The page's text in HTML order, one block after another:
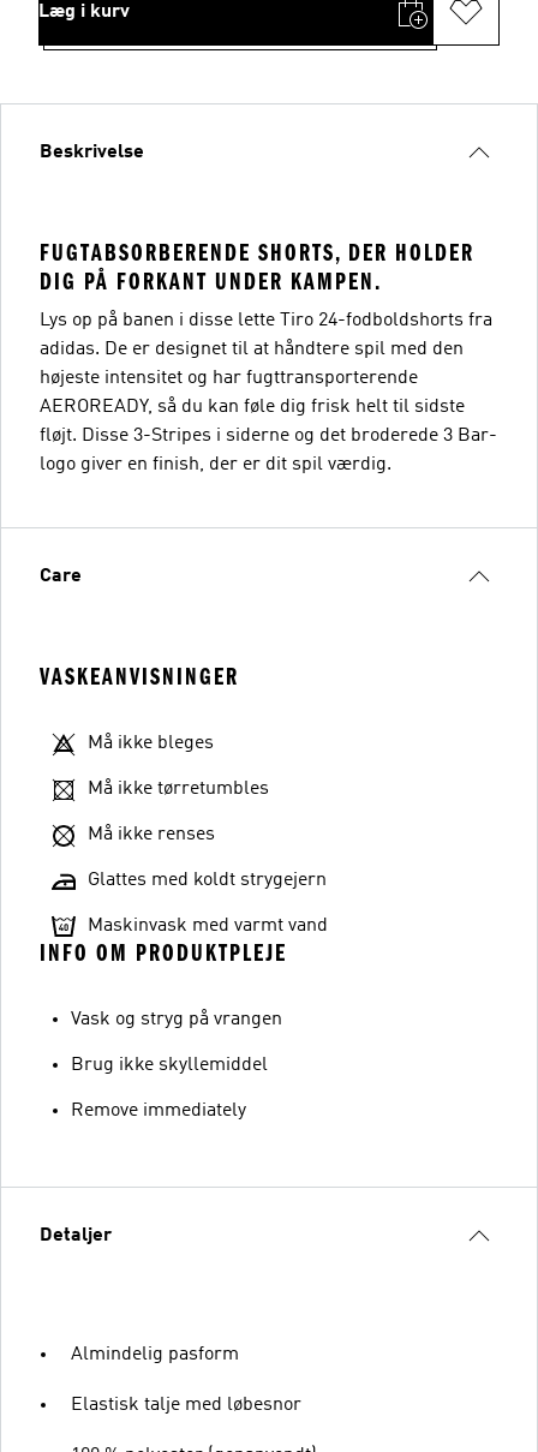
Læg i kurv
Beskrivelse
FUGTABSORBERENDE SHORTS, DER HOLDER
DIG PÅ FORKANT UNDER KAMPEN.
Lys op på banen i disse lette Tiro 24-fodboldshorts fra
adidas. De er designet til at håndtere spil med den
højeste intensitet og har fugttransporterende
AEROREADY, så du kan føle dig frisk helt til sidste
fløjt. Disse 3-Stripes i siderne og det broderede 3 Bar-
logo giver en finish, der er dit spil værdig.
Care
VASKEANVISNINGER
Må ikke bleges
Må ikke tørretumbles
Må ikke renses
Glattes med koldt strygejern
Maskinvask med varmt vand
INFO OM PRODUKTPLEJE
Vask og stryg på vrangen
Brug ikke skyllemiddel
Remove immediately
Detaljer
Almindelig pasform
Elastisk talje med løbesnor